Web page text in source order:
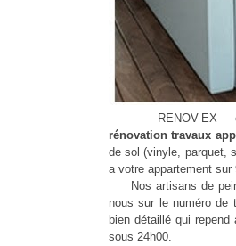
– RENOV-EX – est
rénovation travaux
de sol (vinyle, parquet,
a votre appartement sur
Nos artisans de
nous sur le numéro de
bien détaillé qui
sous 24h00.